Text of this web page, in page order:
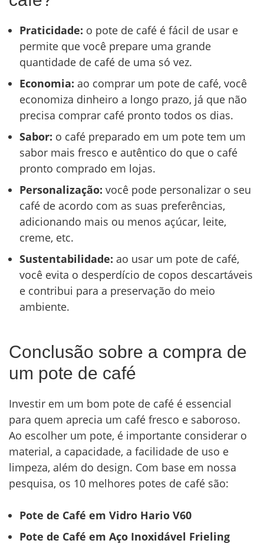
Praticidade: o pote de café é fácil de usar e
permite que você prepare uma grande
quantidade de café de uma só vez.
Economia: ao comprar um pote de café, você
economiza dinheiro a longo prazo, já que não
precisa comprar café pronto todos os dias.
Sabor: o café preparado em um pote tem um
sabor mais fresco e autêntico do que o café
pronto comprado em lojas.
Personalização: você pode personalizar o seu
café de acordo com as suas preferências,
adicionando mais ou menos açúcar, leite,
creme, etc.
Sustentabilidade: ao usar um pote de café,
você evita o desperdício de copos descartáveis
e contribui para a preservação do meio
ambiente.
Conclusão sobre a compra de
um pote de café
Investir em um bom pote de café é essencial
para quem aprecia um café fresco e saboroso.
Ao escolher um pote, é importante considerar o
material, a capacidade, a facilidade de uso e
limpeza, além do design. Com base em nossa
pesquisa, os 10 melhores potes de café são:
Pote de Café em Vidro Hario V60
Pote de Café em Aço Inoxidável Frieling